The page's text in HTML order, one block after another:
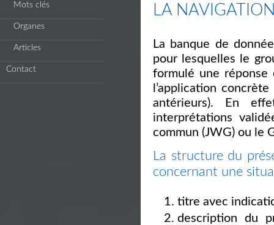
Mots clés
Organes
Articles
Contact
LA
La banque de
pour lesquelles le
formulé une réponse
l’application
antérieurs). En
interprétations
commun (JWG) ou le
La structure du
concernant une
titre avec
description du